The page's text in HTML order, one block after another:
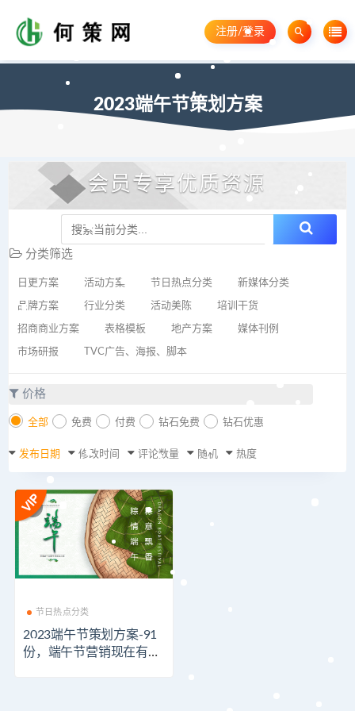
注册/登录
2023端午节策划方案
会员专享优质资源
分类筛选
日更方案 活动方案 节日热点分类 新媒体分类
品牌方案 行业分类 活动美陈 培训干货
招商商业方案 表格模板 地产方案 媒体刊例
市场研报 TVC广告、海报、脚本
价格
全部 免费 付费 钻石免费 钻石优惠
发布日期 修改时间 评论数量 随机 热度
节日热点分类
2023端午节策划方案-91
份，端午节营销现在有哪